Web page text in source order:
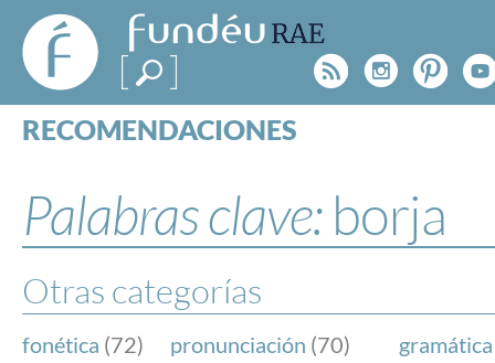
FundéuRAE
- Fundación
del Español
Urgente
Rss
RECOMENDACIONES
ESPECIALES
BLOG
NOTICIAS
SOBRE LA FUNDÉURAE
Palabras clave: borja
Otras categorías
fonética (72) pronunciación (70) gramática